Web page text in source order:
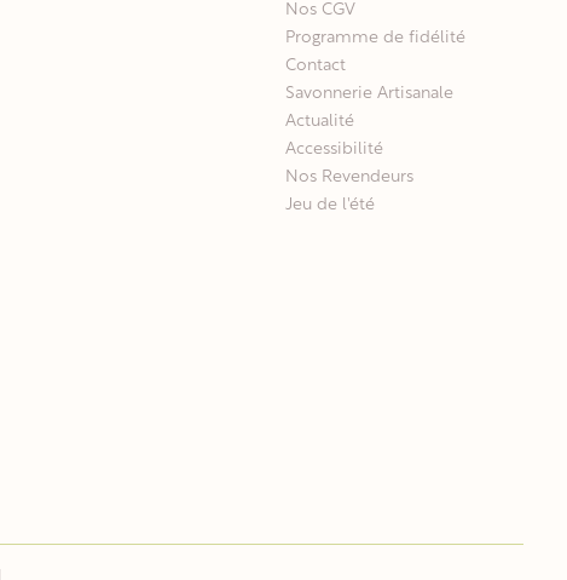
Nos CGV
Programme de fidélité
Contact
Savonnerie Artisanale
Actualité
Accessibilité
Nos Revendeurs
Jeu de l'été